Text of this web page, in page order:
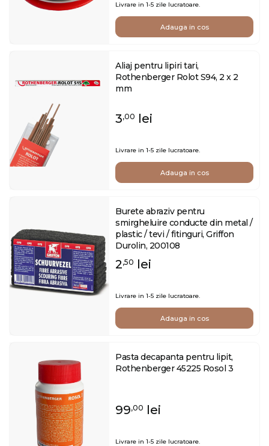
Livrare in 1-5 zile lucratoare.
Adauga in cos
Aliaj pentru lipiri tari,
Rothenberger Rolot S94, 2 x 2
mm
3,00 lei
Livrare in 1-5 zile lucratoare.
Adauga in cos
Burete abraziv pentru
smirgheluire conducte din metal /
plastic / tevi / fitinguri, Griffon
Durolin, 200108
2,50 lei
Livrare in 1-5 zile lucratoare.
Adauga in cos
Pasta decapanta pentru lipit,
Rothenberger 45225 Rosol 3
99,00 lei
Livrare in 1-5 zile lucratoare.